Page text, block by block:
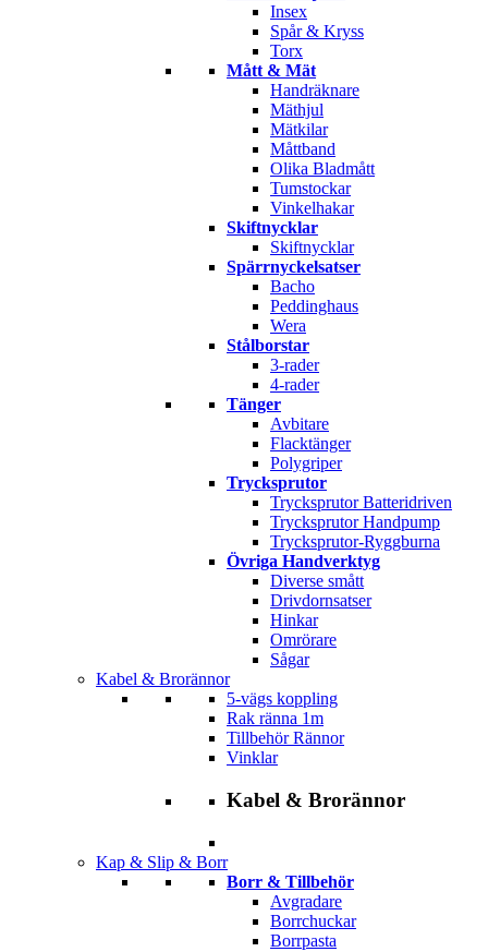
Insex
Spår & Kryss
Torx
Mått & Mät
Handräknare
Mäthjul
Mätkilar
Måttband
Olika Bladmått
Tumstockar
Vinkelhakar
Skiftnycklar
Skiftnycklar
Spärrnyckelsatser
Bacho
Peddinghaus
Wera
Stålborstar
3-rader
4-rader
Tänger
Avbitare
Flacktänger
Polygriper
Trycksprutor
Trycksprutor Batteridriven
Trycksprutor Handpump
Trycksprutor-Ryggburna
Övriga Handverktyg
Diverse smått
Drivdornsatser
Hinkar
Omrörare
Sågar
Kabel & Brorännor
5-vägs koppling
Rak ränna 1m
Tillbehör Rännor
Vinklar
Kabel & Brorännor
Kap & Slip & Borr
Borr & Tillbehör
Avgradare
Borrchuckar
Borrpasta